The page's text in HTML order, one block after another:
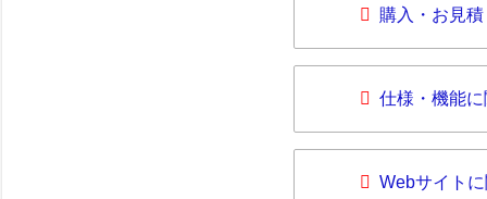
購入・お見
仕様・機能
Webサイト